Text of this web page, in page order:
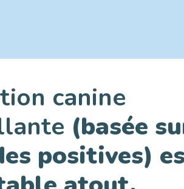
canine
(basée
positives)